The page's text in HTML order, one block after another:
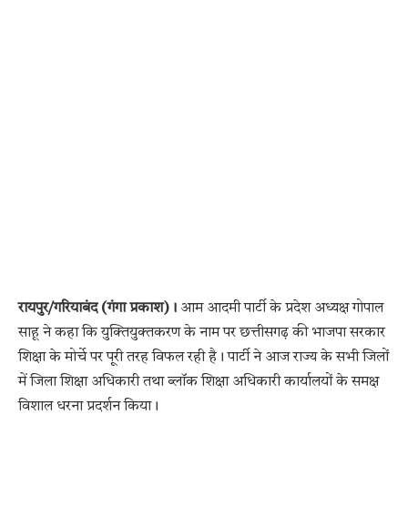
रायपुर/गरियाबंद (गंगा प्रकाश)। आम आदमी पार्टी के प्रदेश अध्यक्ष गोपाल
साहू ने कहा कि युक्तियुक्तकरण के नाम पर छत्तीसगढ़ की भाजपा सरकार
शिक्षा के मोर्चे पर पूरी तरह विफल रही है। पार्टी ने आज राज्य के सभी जिलों
में जिला शिक्षा अधिकारी तथा ब्लॉक शिक्षा अधिकारी कार्यालयों के समक्ष
विशाल धरना प्रदर्शन किया।